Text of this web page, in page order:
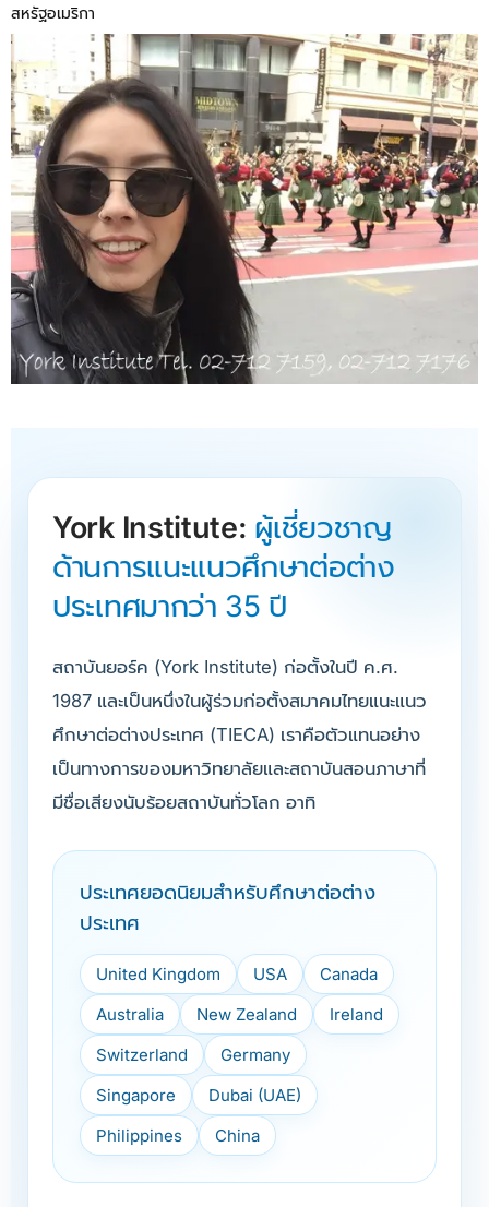
สหรัฐอเมริกา
York Institute: ผู้เชี่ยวชาญ
ด้านการแนะแนวศึกษาต่อต่าง
ประเทศมากว่า 35 ปี
สถาบันยอร์ค (York Institute) ก่อตั้งในปี ค.ศ.
1987 และเป็นหนึ่งในผู้ร่วมก่อตั้งสมาคมไทยแนะแนว
ศึกษาต่อต่างประเทศ (TIECA) เราคือตัวแทนอย่าง
เป็นทางการของมหาวิทยาลัยและสถาบันสอนภาษาที่
มีชื่อเสียงนับร้อยสถาบันทั่วโลก อาทิ
ประเทศยอดนิยมสำหรับศึกษาต่อต่าง
ประเทศ
United Kingdom USA
Canada
Australia
New Zealand
Ireland
Switzerland
Germany
Singapore
Dubai (UAE)
Philippines
China